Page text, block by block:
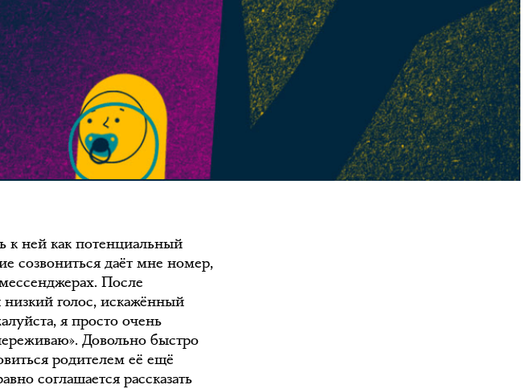
к ней как потенциальный
созвониться даёт мне номер,
После
низкий голос, искажённый
я просто очень
Довольно быстро
родителем её ещё
соглашается рассказать